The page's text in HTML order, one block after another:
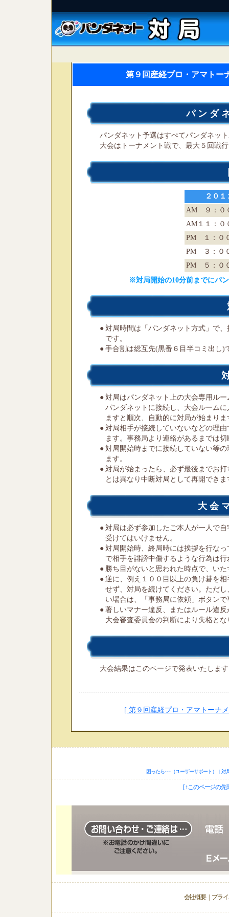
第９回産経プロ・アマトー
パンダ
パンダネット予選はすぺてパンダネッ
大会はトーナメント戦で、最大５回戦
２０
AM ９：０
AM１１：０
PM １：０
PM ３：０
PM ５：０
※対局開始の10分前までにパ
● 対局時間は「パンダネット方式」で
です。
● 手合割は総互先(黒番６目半コミ出し)
● 対局はパンダネット上の大会専用ル
パンダネットに接続し、大会ルーム
ますと順次、自動的に対局が始まりま
● 対局相手が接続していないなどの理
ます。事務局より連絡があるまでは
● 対局開始時までに接続していない等
ます。
● 対局が始まったら、必ず最後までお
とは異なり中断対局として再開できま
大会
● 対局は必ず参加したご本人が一人で
受けてはいけません。
● 対局開始時、終局時には挨拶を行な
で相手を誹謗中傷するような行為は
● 勝ち目がないと思われた時点で、い
● 逆に、例え１００目以上の負け碁を
せず、対局を続けてください。ただ
い場合は、「事務局に依頼」ボタン
● 著しいマナー違反、またはルール違
大会審査委員会の判断により失格とな
大会結果はこのページで発表いたしま
[ 第９回産経プロ・アマトー
困ったら･･･（ユーザーサポート） | 対
[ ↑このページの先
会社概要| プラ